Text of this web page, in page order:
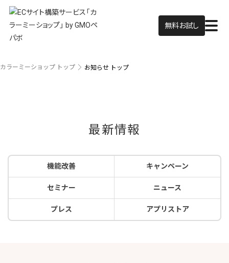
無料お試し
カラーミーショップ トップ お知らせ トップ
最新情報
機能改善 キャンペーン
セミナー ニュース
プレス アプリストア